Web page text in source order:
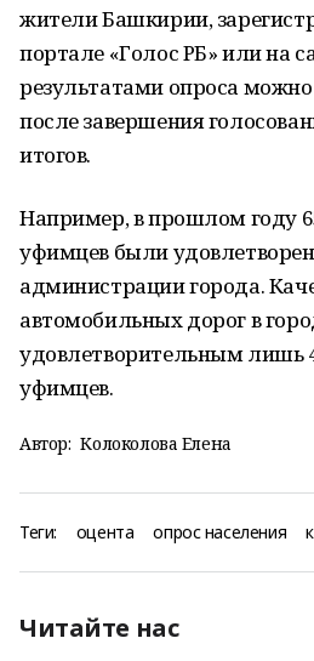
жители Башкирии,
портале «Голос РБ» или на
результатами опроса
после завершения
итогов.
Например, в прошлом году
уфимцев были
администрации города.
автомобильных дорог в
удовлетворительным лишь
уфимцев.
Автор: Колоколова Елена
Теги: оцента опрос населения
Читайте нас